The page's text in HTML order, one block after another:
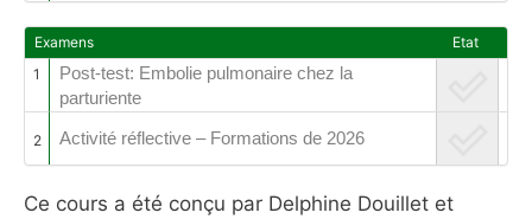
Examens
Etat
1
Post-test: Embolie pulmonaire chez la
parturiente
2 Activité réflective – Formations de 2026
Ce cours a été conçu par Delphine Douillet et